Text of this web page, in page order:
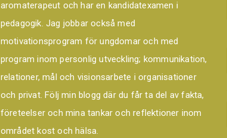
aromaterapeut och har en kandidatexamen i
pedagogik. Jag jobbar också med
motivationsprogram för ungdomar och med
program inom personlig utveckling; kommunikation,
relationer, mål och visionsarbete i organisationer
och privat. Följ min blogg där du får ta del av fakta,
företeelser och mina tankar och reflektioner inom
området kost och hälsa.